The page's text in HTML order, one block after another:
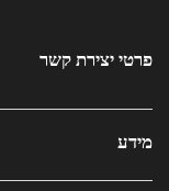
פרטי יצירת קשר
מידע